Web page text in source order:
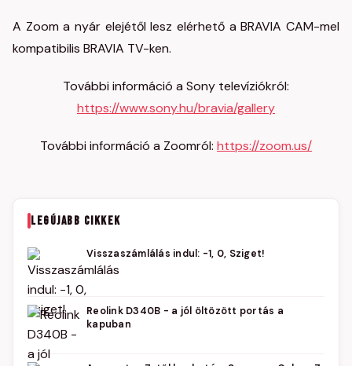
A Zoom a nyár elejétől lesz elérhető a BRAVIA CAM-mel
kompatibilis BRAVIA TV-ken.
További információ a Sony televíziókról:
https://www.sony.hu/bravia/gallery
További információ a Zoomról: https://zoom.us/
LEGÚJABB CIKKEK
Visszaszámlálás indul: -1, 0, Sziget!
Reolink D340B - a jól öltözött portás a
kapuban